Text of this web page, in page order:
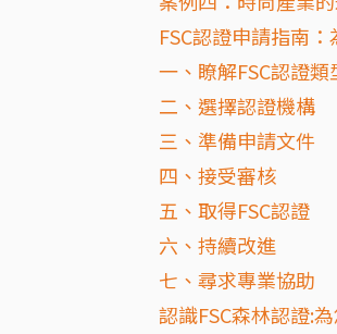
FSC認證申請指南
一、瞭解FSC認證類
二、選擇認證機構
三、準備申請文件
四、接受審核
五、取得FSC認證
六、持續改進
七、尋求專業協助
認識FSC森林認證: